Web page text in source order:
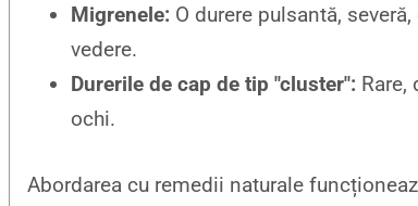
Migrenele: O durere pulsantă,
vedere.
Durerile de cap de tip "cluster": Rare,
ochi.
Abordarea cu remedii naturale